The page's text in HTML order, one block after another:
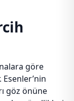
göre
göz önüne